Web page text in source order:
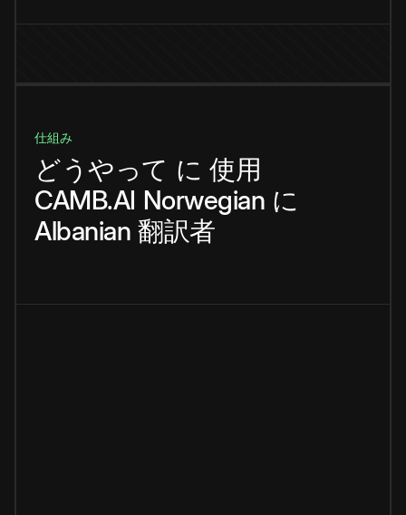
仕組み
どうやって に 使用
CAMB.AI Norwegian に
Albanian 翻訳者